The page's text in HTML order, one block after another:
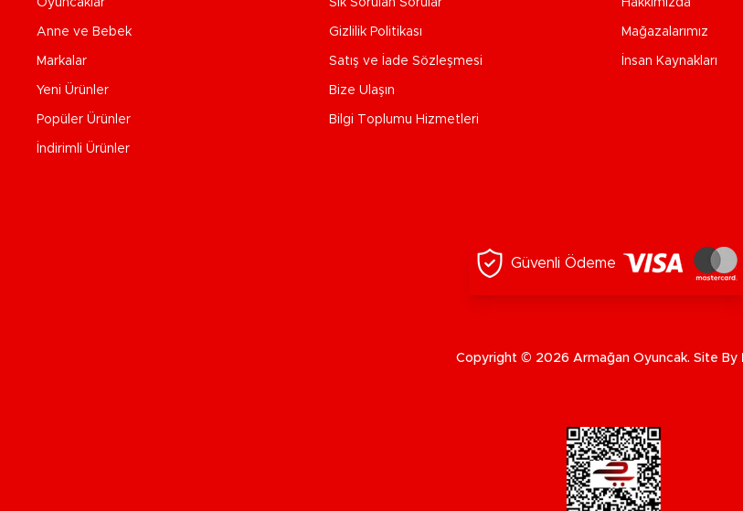
Anne ve Bebek
Markalar
Yeni Ürünler
Popüler Ürünler
İndirimli Ürünler
Gizlilik Politikası
Satış ve İade Sözleşmesi
Bize Ulaşın
Bilgi Toplumu Hizmetleri
Mağazalarımız
İnsan Kaynakları
Güvenli Ödeme
Copyright © 2026 Armağan Oyuncak. Site By